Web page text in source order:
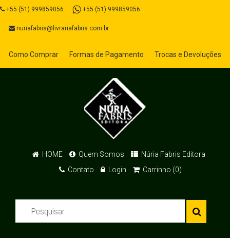
+55 (51) 999859056 +55 (51) 999859056
nuriafabris@livrariafabris.com.br
Como Comprar Formas de Pagamento Trocas e Devoluções
HOME Quem Somos
Núria Fabris Editora
Contato
Login Carrinho (0)